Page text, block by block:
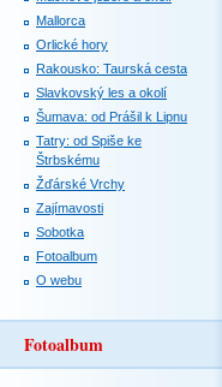
Mallorca
Orlické hory
Rakousko: Taurská cesta
Slavkovský les a okolí
Šumava: od Prášil k Lipnu
Tatry: od Spiše ke
Štrbskému
Žďárské Vrchy
Zajímavosti
Sobotka
Fotoalbum
O webu
Fotoalbum